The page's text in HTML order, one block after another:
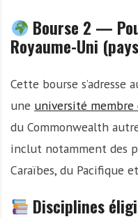
Bourse 2 —
Royaume-Uni
Cette bourse s’adresse
une université membre
du Commonwealth
inclut notamment des
Caraïbes, du Pacifique
Disciplines